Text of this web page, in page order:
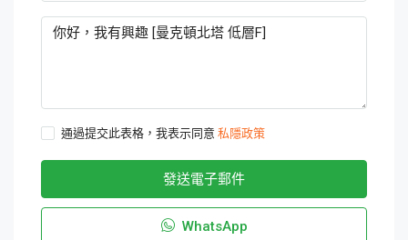
通過提交此表格，我表示同意 私隱政策
發送電子郵件
WhatsApp